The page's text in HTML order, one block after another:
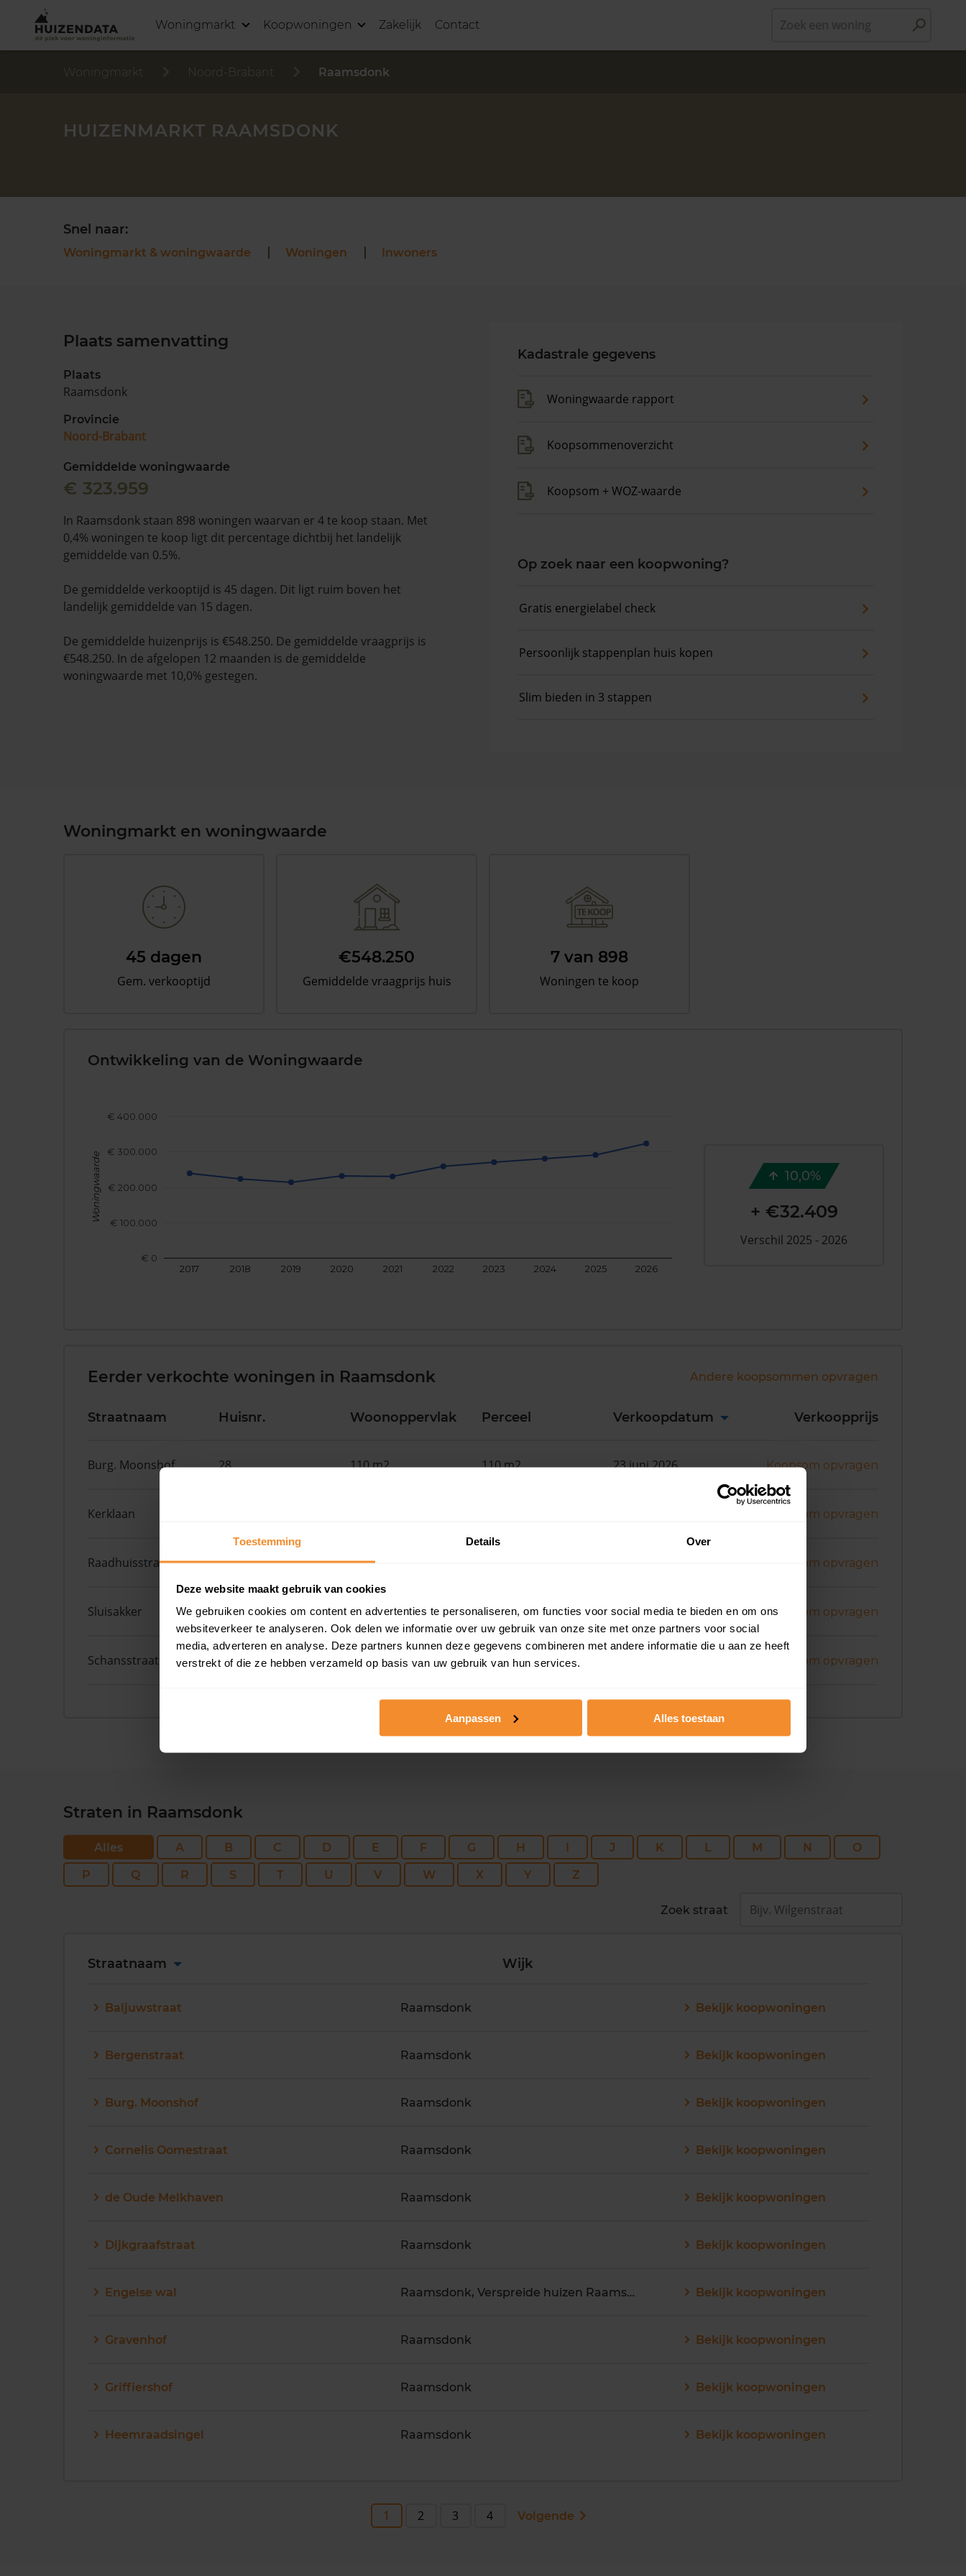
Toestemming Details Over
Deze website maakt gebruik van cookies
We gebruiken cookies om content en advertenties te personaliseren, om functies voor social media te bieden en om ons
websiteverkeer te analyseren. Ook delen we informatie over uw gebruik van onze site met onze partners voor social
media, adverteren en analyse. Deze partners kunnen deze gegevens combineren met andere informatie die u aan ze heeft
verstrekt of die ze hebben verzameld op basis van uw gebruik van hun services.
Aanpassen Alles toestaan
Woningmarkt Koopwoningen Zakelijk Contact
Woningmarkt Noord-Brabant Raamsdonk
HUIZENMARKT RAAMSDONK
Snel naar:
Woningmarkt & woningwaarde Woningen Inwoners
Plaats samenvatting
Plaats
Raamsdonk
Provincie
Noord-Brabant
Gemiddelde woningwaarde
€ 323.959
In Raamsdonk staan 898 woningen waarvan er 4 te koop staan. Met
0,4% woningen te koop ligt dit percentage dichtbij het landelijk
gemiddelde van 0.5%.
De gemiddelde verkooptijd is 45 dagen. Dit ligt ruim boven het
landelijk gemiddelde van 15 dagen.
De gemiddelde huizenprijs is €548.250. De gemiddelde vraagprijs is
€548.250. In de afgelopen 12 maanden is de gemiddelde
woningwaarde met 10,0% gestegen.
Kadastrale gegevens
Woningwaarde rapport
Koopsommenoverzicht
Koopsom + WOZ-waarde
Op zoek naar een koopwoning?
Gratis energielabel check
Persoonlijk stappenplan huis kopen
Slim bieden in 3 stappen
Woningmarkt en woningwaarde
45 dagen
Gem. verkooptijd
€548.250
Gemiddelde vraagprijs huis
7 van 898
Woningen te koop
Ontwikkeling van de Woningwaarde
2017 2018 2019 2020 2021 2022 2023 2024 2025 2026
€ 0
€ 100.000
€ 200.000
€ 300.000
€ 400.000
Woningwaarde 10,0%
+ €32.409
Verschil 2025 - 2026
Eerder verkochte woningen in Raamsdonk Andere koopsommen opvragen
Straatnaam Huisnr. Woonoppervlak Perceel Verkoopdatum Verkoopprijs
Burg. Moonshof 28 110 m2 110 m2 23 juni 2026 Koopsom opvragen
Kerklaan Koopsom opvragen
Raadhuisstraat 55 83 m2 Koopsom opvragen
Sluisakker 9 115 m2 153 m2 30 april 2026 Koopsom opvragen
Schansstraat 12 380 m2 1.710 m2 Koopsom opvragen
Straten in Raamsdonk
Alles A B C D E F G H I J K L M N
O
P
Q R S T U V W X Y Z
Zoek straat
Straatnaam Wijk
Baljuwstraat Raamsdonk Bekijk koopwoningen
Bergenstraat Raamsdonk Bekijk koopwoningen
Burg. Moonshof Raamsdonk Bekijk koopwoningen
Cornelis Oomestraat Raamsdonk Bekijk koopwoningen
de Oude Melkhaven Raamsdonk Bekijk koopwoningen
Dijkgraafstraat Raamsdonk Bekijk koopwoningen
Engelse wal Raamsdonk, Verspreide huizen Raamsdonk Bekijk koopwoningen
Gravenhof Raamsdonk Bekijk koopwoningen
Griffiershof Raamsdonk Bekijk koopwoningen
Heemraadsingel Raamsdonk Bekijk koopwoningen
1 2 3 4 Volgende